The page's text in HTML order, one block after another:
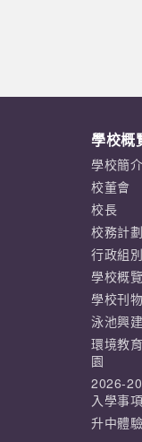
劉梅
致。雖
沒有人
比2，
整整一
慧。在
與冠軍
可見的
非終點
跌宕的
面前保
顆渴望
心」，
一步。
貴的勳
檢討」
長及
小食
神，於
學校概
學校簡介
校董會
校長
校務計劃
行政組別
學校概
學校刊物
泳池興建
環境教
園
2026-
入學事項
升中體